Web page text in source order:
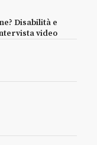
Disabilità e
video